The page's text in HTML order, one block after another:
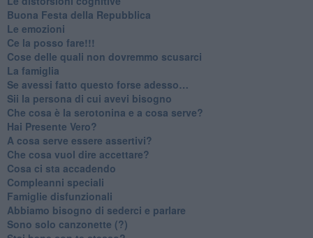
​Buona Festa della Repubblica
Le emozioni
​Ce la posso fare!!!
​Cose delle quali non dovremmo scusarci
​La famiglia
​Se avessi fatto questo forse adesso…
​Sii la persona di cui avevi bisogno
Che cosa è la serotonina e a cosa serve?
​Hai Presente Vero?
A cosa serve essere assertivi?
​Che cosa vuol dire accettare?
​Cosa ci sta accadendo
​Compleanni speciali
​Famiglie disfunzionali
​Abbiamo bisogno di sederci e parlare
Sono solo canzonette (?)